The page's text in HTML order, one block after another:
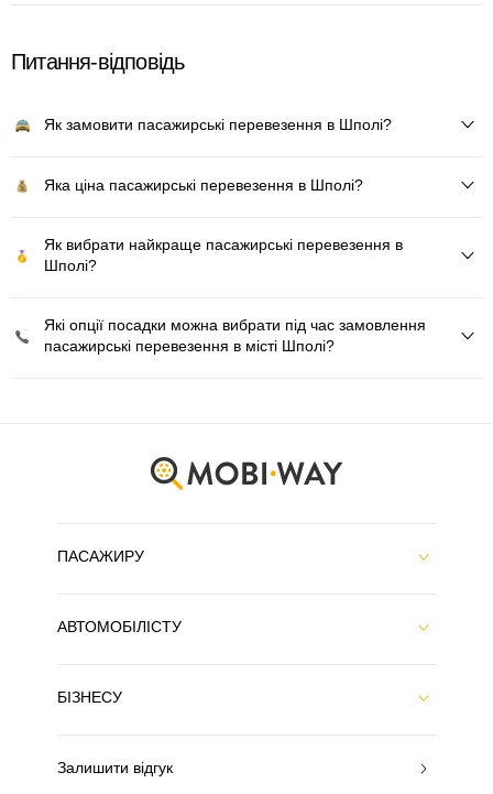
Питання-відповідь
Як замовити пасажирські перевезення в Шполі?
Яка ціна пасажирські перевезення в Шполі?
Як вибрати найкраще пасажирські перевезення в
Шполі?
Які опції посадки можна вибрати під час замовлення
пасажирські перевезення в місті Шполі?
ПАСАЖИРУ
АВТОМОБІЛІСТУ
БІЗНЕСУ
Залишити відгук